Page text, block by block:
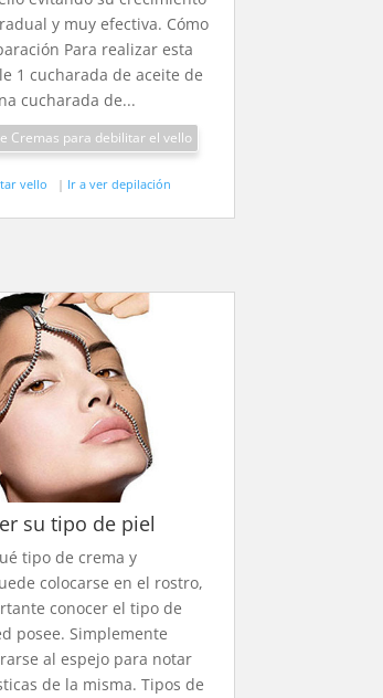
y muy efectiva. Cómo
Para realizar esta
1 cucharada de aceite de
cucharada de...
Cremas para debilitar el vello
debilitar vello | Ir a ver depilación
su tipo de piel
tipo de crema y
colocarse en el rostro,
conocer el tipo de
posee. Simplemente
al espejo para notar
de la misma. Tipos de